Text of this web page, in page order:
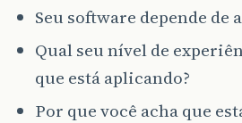
Seu software depende de
Qual seu nível de
que está aplicando?
Por que você acha que